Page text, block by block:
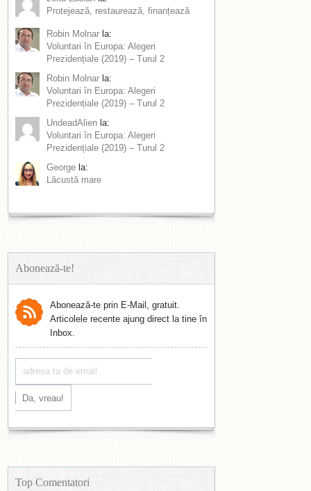
Protejează, restaurează, finanțează
Robin Molnar la:
Voluntari în Europa: Alegeri
Prezidențiale (2019) – Turul 2
Robin Molnar la:
Voluntari în Europa: Alegeri
Prezidențiale (2019) – Turul 2
UndeadAlien la:
Voluntari în Europa: Alegeri
Prezidențiale (2019) – Turul 2
George la:
Lăcustă mare
Abonează-te!
Abonează-te prin E-Mail, gratuit.
Articolele recente ajung direct la tine în
Inbox.
Top Comentatori